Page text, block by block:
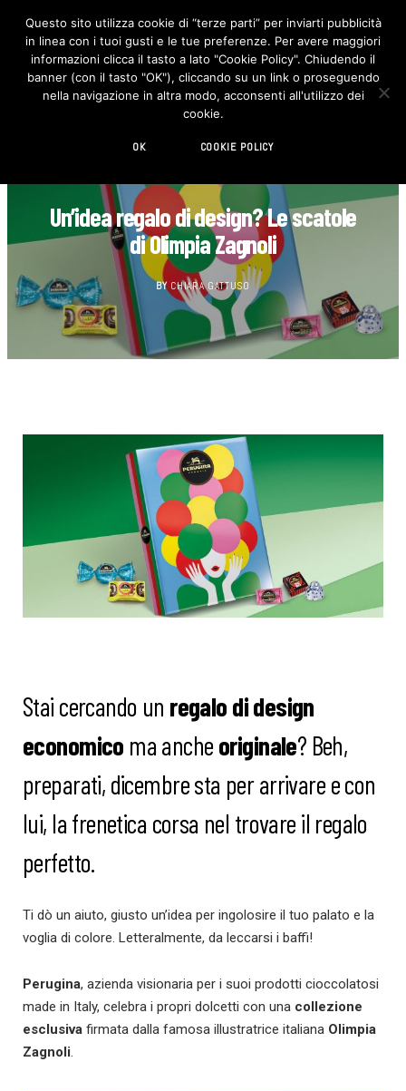
F
c
e
b
o
I
n
s
t
Un’idea regalo di design? Le scatole
di Olimpia Zagnoli
BY CHIARA GATTUSO
Stai cercando un regalo di design
economico ma anche originale? Beh,
preparati, dicembre sta per arrivare e con
lui, la frenetica corsa nel trovare il regalo
perfetto.
Ti dò un aiuto, giusto un’idea per ingolosire il tuo palato e la
voglia di colore. Letteralmente, da leccarsi i baffi!
Perugina, azienda visionaria per i suoi prodotti cioccolatosi
made in Italy, celebra i propri dolcetti con una collezione
esclusiva firmata dalla famosa illustratrice italiana Olimpia
Zagnoli
Questo sito utilizza cookie di “terze parti” per inviarti pubblicità
in linea con i tuoi gusti e le tue preferenze. Per avere maggiori
informazioni clicca il tasto a lato "Cookie Policy". Chiudendo il
banner (con il tasto "OK"), cliccando su un link o proseguendo
nella navigazione in altra modo, acconsenti all'utilizzo dei
cookie.
OK COOKIE POLICY